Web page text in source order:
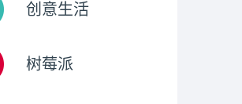
创意生活
树莓派